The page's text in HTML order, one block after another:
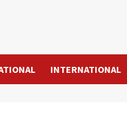
INTERNATIONAL